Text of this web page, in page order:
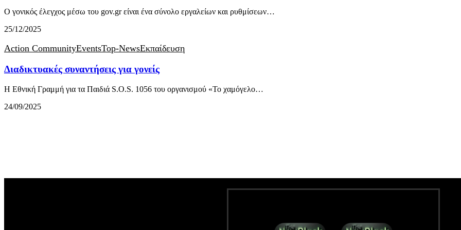
Ο γονικός έλεγχος μέσω του gov.gr είναι ένα σύνολο εργαλείων και ρυθμίσεων…
25/12/2025
Action CommunityEventsTop-NewsΕκπαίδευση
Διαδικτυακές συναντήσεις για γονείς
Η Εθνική Γραμμή για τα Παιδιά S.O.S. 1056 του οργανισμού «Το χαμόγελο…
24/09/2025